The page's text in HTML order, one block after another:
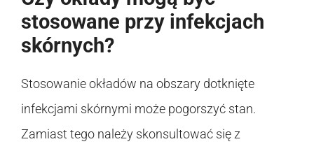
stosowane przy infekcjach
skórnych?
Stosowanie okładów na obszary dotknięte
infekcjami skórnymi może pogorszyć stan.
Zamiast tego należy skonsultować się z